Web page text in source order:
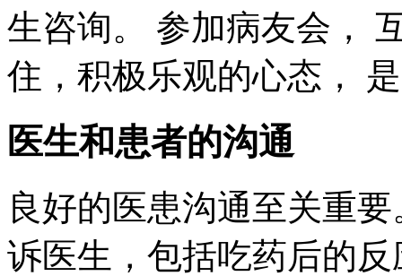
生咨询。 参加病友会，
住，积极乐观的心态，
医生和患者的沟通
良好的医患沟通至关重
诉医生，包括吃药后的